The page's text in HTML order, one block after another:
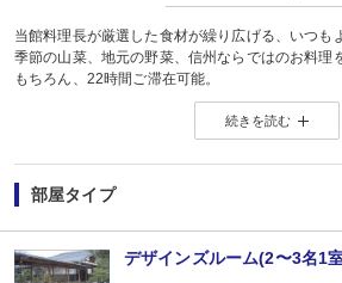
当館料理長が厳選した食材が繰り広げる、いつ
季節の山菜、地元の野菜、信州ならではのお料
もちろん、22時間ご滞在可能。
11月の一例（当月は内容は異なります）
先附：アルプスサーモンのマリネ
前菜：柿百合根、子持ち公魚甘露煮、栗豆腐、秋
吸物：菊花摘み入れ真丈
刺身：トロ、海老、白身魚
煮物：甘鯛かぶら蒸し
焼物：信州産山女魚塩焼
鍋物：木ノ子鍋
揚物：海老のふうふう揚げ
続きを読む
部屋タイプ
デザインズルーム(2〜3名1